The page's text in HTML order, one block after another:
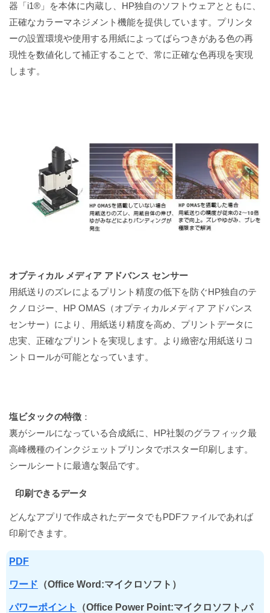
器「i1®」を本体に内蔵し、HP独自のソフトウェアとともに、
正確なカラーマネジメント機能を提供しています。プリンタ
ーの設置環境や使用する用紙によってばらつきがある色の再
現性を数値化して補正することで、常に正確な色再現を実現
します。
オプティカル メディア アドバンス センサー
用紙送りのズレによるプリント精度の低下を防ぐHP独自のテ
クノロジー、HP OMAS（オプティカルメディア アドバンス
センサー）により、用紙送り精度を高め、プリントデータに
忠実、正確なプリントを実現します。より緻密な用紙送りコ
ントロールが可能となっています。
塩ビタックの特徴 ：
裏がシールになっている合成紙に、HP社製のグラフィック最
高峰機種のインクジェットプリンタでポスター印刷します。
シールシートに最適な製品です。
印刷できるデータ
どんなアプリで作成されたデータでもPDFファイルであれば
印刷できます。
PDF
ワード （Office Word:マイクロソフト）
パワーポイント
（Office Power Point:マイクロソフト,パ